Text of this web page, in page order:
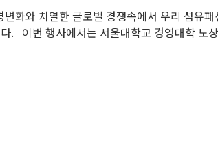
화와 치열한 글로벌 경쟁속에서 우리 섬유패
. 이번 행사에서는 서울대학교 경영대학 노